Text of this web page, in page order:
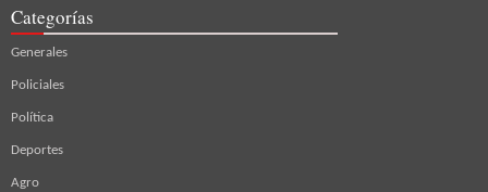
Categorías
Generales
Policiales
Política
Deportes
Agro